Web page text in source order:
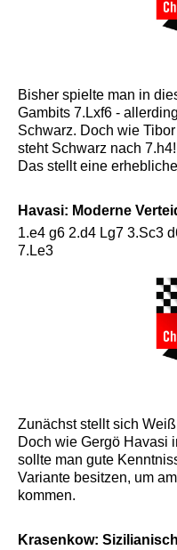
Bisher spielte man in
Gambits 7.Lxf6 -
Schwarz. Doch wie
steht Schwarz nach
Das stellt eine
Havasi: Moderne
1.e4 g6 2.d4 Lg7 3.Sc3
7.Le3
Zunächst stellt sich
Doch wie Gergö Havasi
sollte man gute
Variante besitzen, um
kommen.
Krasenkow: